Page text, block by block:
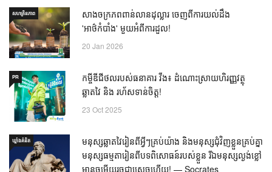
សហគ្រិនភាព
សាងចក្រភពពាន់លានដុល្លារ ចេញពីការយល់ដឹង
'អាថ៌កំបាំង' មួយអំពីការដួល!
20 Jan 2026
PR
កម្ចីឌីជីថលរបស់ធនាគារ វីង៖ ដំណោះស្រាយហិរញ្ញវត្ថុ
ឆ្លាតវៃ និង រហ័សទាន់ចិត្ត!
23 Oct 2025
ឃ្លាំង​គំនិត
មនុស្សឆ្លាតវៃរៀនពីអ្វីៗគ្រប់យ៉ាង និងមនុស្សជុំវិញខ្លួនគ្រប់គ្នា
មនុស្សធម្មតារៀនពីបទពិសោធន៍របស់ខ្លួន រីឯមនុស្សល្ងង់ខ្លៅ
មានចម្លើយរួចជាស្រេចហើយ! — Socrates